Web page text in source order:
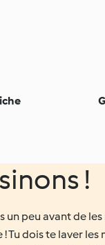
!
un peu avant de
Tu dois te laver les